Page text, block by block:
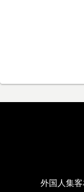
外国人集